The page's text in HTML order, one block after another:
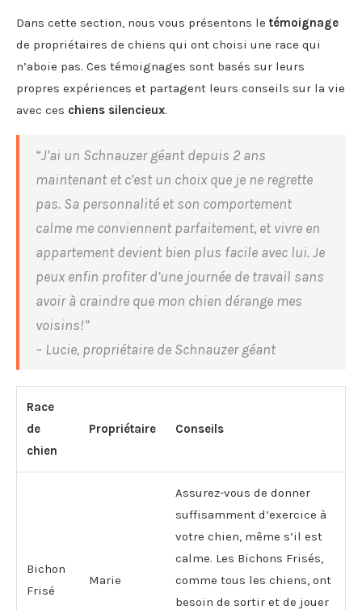
Dans cette section, nous vous présentons le témoignage
de propriétaires de chiens qui ont choisi une race qui
n’aboie pas. Ces témoignages sont basés sur leurs
propres expériences et partagent leurs conseils sur la vie
avec ces chiens silencieux.
“J’ai un Schnauzer géant depuis 2 ans
maintenant et c’est un choix que je ne regrette
pas. Sa personnalité et son comportement
calme me conviennent parfaitement, et vivre en
appartement devient bien plus facile avec lui. Je
peux enfin profiter d’une journée de travail sans
avoir à craindre que mon chien dérange mes
voisins!”
– Lucie, propriétaire de Schnauzer géant
Race
de
chien
Propriétaire Conseils
Bichon
Frisé
Marie
Assurez-vous de donner
suffisamment d’exercice à
votre chien, même s’il est
calme. Les Bichons Frisés,
comme tous les chiens, ont
besoin de sortir et de jouer